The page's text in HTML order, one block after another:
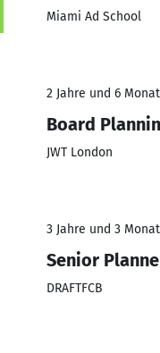
Miami Ad School
2 Jahre und 6
Board
JWT London
3 Jahre und 3
Senior
DRAFTFCB